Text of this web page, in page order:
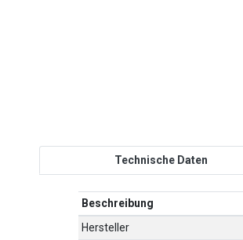
Technische Daten
Beschreibung
Hersteller